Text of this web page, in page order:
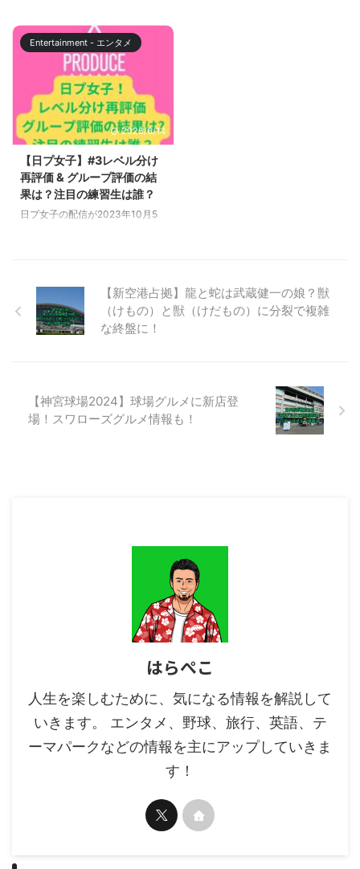
と、千鶴が出勤する源太郎にかけ
る一言。 この記事で ...
る）1話でムロツヨシさん演じる
蔵前勉が来ていたコートが話題に
なっています。 この番組は毎回
人気ドラマをオマージュしたシー
ンがありますが、第1話では人気
ドラマ踊る大捜査線をオマージュ
したシーンがありました。 この
記事では、番組で登場したコー
ト、腕時計について。 また、踊
る大捜査線について解説していき
ます。 【うち弁】1話でムロツ
ヨシが着ていたコートは？ うち
弁（うちの弁護士は手がかかる）
Entertainment - エンタメ
2025/6/14
【日プ女子】#3レベル分け
再評価 & グループ評価の結
果は？注目の練習生は誰？
日プ女子の配信が2023年10月5
は、2023/10/19（木）から配信
開始された「PRODUCE 101
JAPAN THE GIRLS」の #3！レ
分け再評価の結果は？ 日プ女子
の配信の中で、レベル分け再評価
【新空港占拠】龍と蛇は武蔵健一の娘？獣
（けもの）と獣（けだもの）に分裂で複雑
な終盤に！
【神宮球場2024】球場グルメに新店登
場！スワローズグルメ情報も！
はらぺこ
人生を楽しむために、気になる情報を解説して
いきます。 エンタメ、野球、旅行、英語、テ
ーマパークなどの情報を主にアップしていきま
す！